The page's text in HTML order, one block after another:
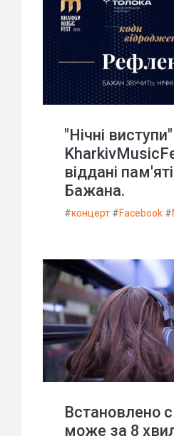
"Нічні виступи"
віддані
Бажана.
#концерт #Facebook #
Встановлено
може за 8